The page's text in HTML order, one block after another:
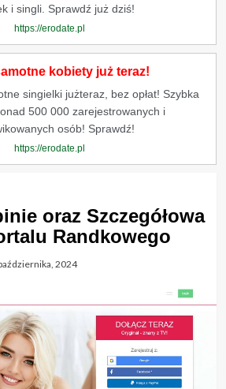
i singli. Sprawdź już dziś!
https://erodate.pl
kobiety już teraz!
singielki jużteraz, bez opłat! Szybka
500 000 zarejestrowanych i
osób! Sprawdź!
https://erodate.pl
oraz Szczegółowa
Randkowego
2024